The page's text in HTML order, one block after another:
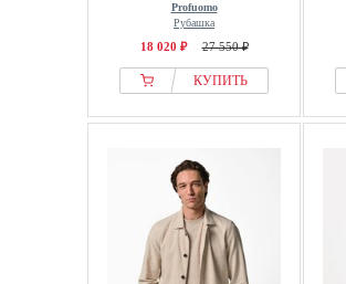
Profuomo
Рубашка
18 020 ₽ 27 550 ₽
КУПИТЬ